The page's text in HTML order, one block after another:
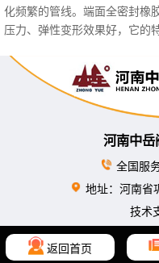
化频繁的管线。端面全密封橡
压力、弹性变形效果好，它的
河南中岳
全国服
地址：河南省
技术
返回首页